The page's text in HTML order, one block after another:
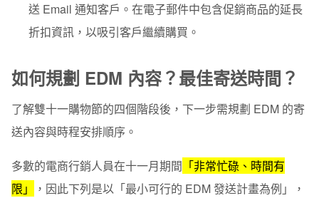
送 Email 通知客戶。在電子郵件中包含促銷商品的延長
折扣資訊，以吸引客戶繼續購買。
如何規劃 EDM 內容？最佳寄送時間？
了解雙十一購物節的四個階段後，下一步需規劃 EDM 的寄
送內容與時程安排順序。
多數的電商行銷人員在十一月期間 「非常忙碌、時間有
限」
，因此下列是以「最小可行的 EDM 發送計畫為例」，